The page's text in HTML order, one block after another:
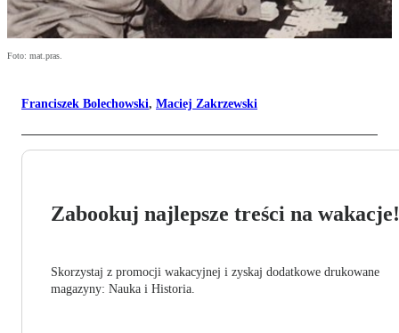
Foto: mat.pras.
Franciszek Bolechowski, Maciej Zakrzewski
Zabookuj najlepsze treści na wakacje!
Skorzystaj z promocji wakacyjnej i zyskaj dodatkowe drukowane
magazyny: Nauka i Historia.